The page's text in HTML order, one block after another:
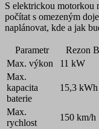
S elektrickou motorkou
počítat s omezeným
naplánovat, kde a jak
Parametr Rezon
Max. výkon
11 kW
Max.
kapacita
baterie
15,3 kWh
Max.
rychlost
150 km/h